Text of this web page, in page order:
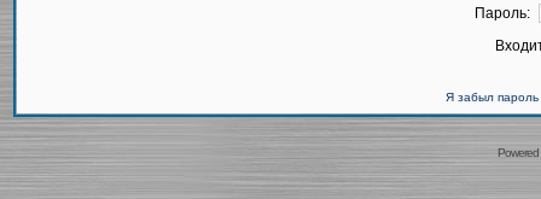
Пароль:
Я забыл пароль